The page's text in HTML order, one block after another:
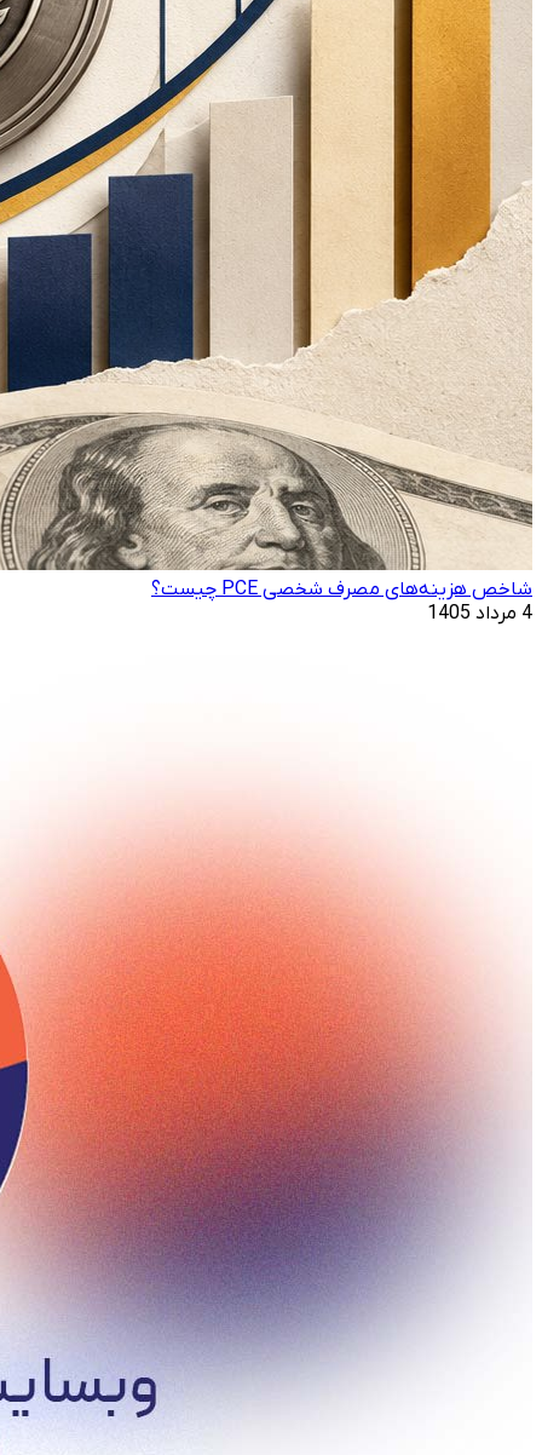
شاخص هزینه‌های مصرف شخصی PCE چیست؟
4 مرداد 1405